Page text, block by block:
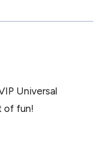
Universal
of fun!